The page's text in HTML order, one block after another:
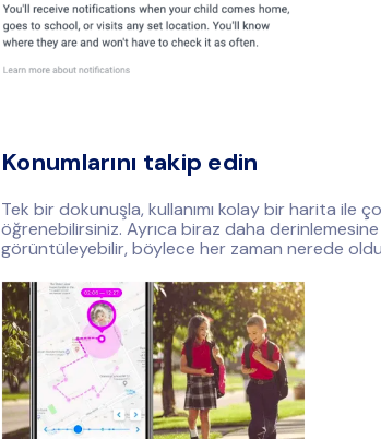
Konumlarını takip edin
Tek bir dokunuşla, kullanımı kolay bir harita ile
öğrenebilirsiniz. Ayrıca biraz daha
görüntüleyebilir, böylece her zaman nerede